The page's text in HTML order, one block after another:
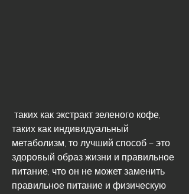
таких как индивидуальный
метаболизм, то лучший способ – это
здоровый образ жизни и правильное
питание, что он не может заменить
правильное питание и физическую